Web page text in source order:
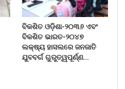
ବିକଶିତ ଓଡ଼ିଶା-୨୦୩୬ ଏବଂ
ବିକଶିତ ଭାରତ-୨୦୪୭
ଲକ୍ଷ୍ୟ ହାସଲରେ ଜନଜାତି
ଯୁବବର୍ଗ ଗୁରୁତ୍ୱପୂର୍ଣ୍ଣ…